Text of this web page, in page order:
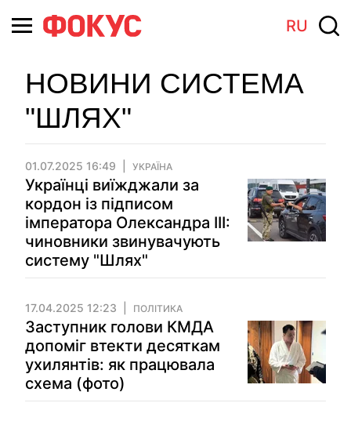
RU
НОВИНИ СИСТЕМА
"ШЛЯХ"
01.07.2025 16:49 УКРАЇНА
Українці виїжджали за
кордон із підписом
імператора Олександра III:
чиновники звинувачують
систему "Шлях"
17.04.2025 12:23 ПОЛІТИКА
Заступник голови КМДА
допоміг втекти десяткам
ухилянтів: як працювала
схема (фото)